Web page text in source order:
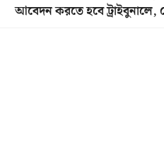
আবেদন করতে হবে ট্রাইবুনালে,